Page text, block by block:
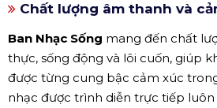
Chất lượng âm thanh và
Ban Nhạc Sống mang đến chất
thực, sống động và lôi cuốn, giúp
được từng cung bậc cảm xúc
nhạc được trình diễn trực tiếp